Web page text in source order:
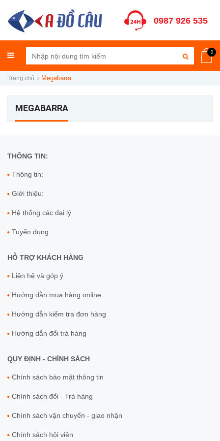
0987 926 535
0
Trang chủ Megabarra
MEGABARRA
THÔNG TIN:
Thông tin:
Giới thiệu:
Hệ thống các đại lý
Tuyển dụng
HỖ TRỢ KHÁCH HÀNG
Liên hệ và góp ý
Hướng dẫn mua hàng online
Hướng dẫn kiểm tra đơn hàng
Hướng dẫn đổi trả hàng
QUY ĐỊNH - CHÍNH SÁCH
Chính sách bảo mật thông tin
Chính sách đổi - Trả hàng
Chính sách vận chuyển - giao nhận
Chính sách hội viên